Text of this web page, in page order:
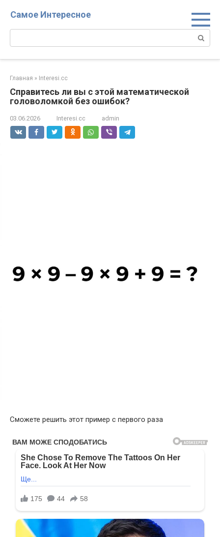
Самое Интересное
Поиск:
Главная » Interesi.cc
Справитесь ли вы с этой математической
головоломкой без ошибок?
03.06.2026 Interesi.cc admin
Сможете решить этот пример с первого раза